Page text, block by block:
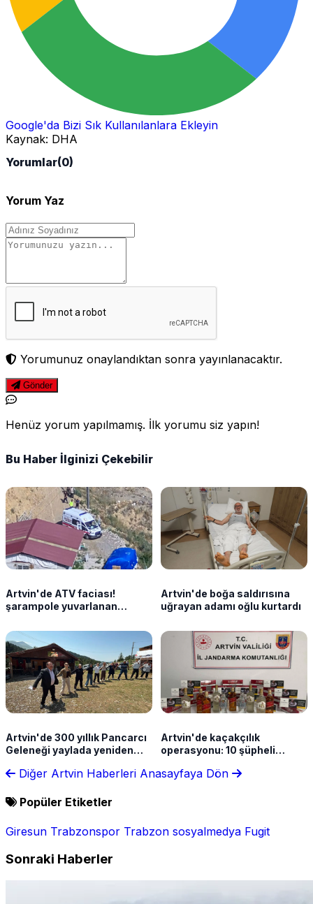
Google'da Bizi Sık Kullanılanlara Ekleyin
Kaynak: DHA
Yorumlar(0)
Yorum Yaz
Yorumunuz onaylandıktan sonra yayınlanacaktır.
Gönder
Henüz yorum yapılmamış. İlk yorumu siz yapın!
Bu Haber İlginizi Çekebilir
Artvin'de ATV faciası!
şarampole yuvarlanan
yaralandı
Artvin'de boğa saldırısına
uğrayan adamı oğlu kurtardı
Artvin'de 300 yıllık Pancarcı
Geleneği yaylada yeniden
Artvin'de kaçakçılık
operasyonu: 10 şüpheli
Diğer Artvin Haberleri Anasayfaya Dön
Popüler Etiketler
Giresun Trabzonspor Trabzon sosyalmedya Fugit
Sonraki Haberler